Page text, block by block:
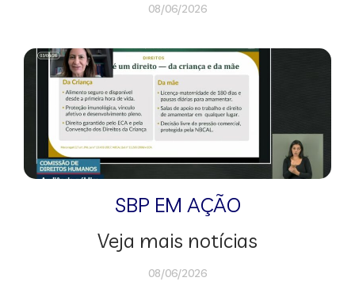
08/06/2026
SBP EM AÇÃO
Veja mais notícias
08/06/2026